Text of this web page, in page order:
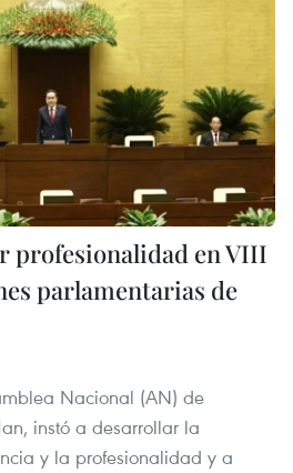
profesionalidad en VIII
parlamentarias de
Nacional (AN) de
instó a desarrollar la
y la profesionalidad y a